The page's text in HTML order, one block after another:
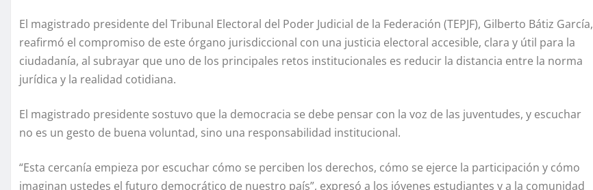
El magistrado presidente del Tribunal Electoral del Poder Judicial de la Federación (TEPJF), Gilberto Bátiz García,
reafirmó el compromiso de este órgano jurisdiccional con una justicia electoral accesible, clara y útil para la
ciudadanía, al subrayar que uno de los principales retos institucionales es reducir la distancia entre la norma
jurídica y la realidad cotidiana.
El magistrado presidente sostuvo que la democracia se debe pensar con la voz de las juventudes, y escuchar
no es un gesto de buena voluntad, sino una responsabilidad institucional.
“Esta cercanía empieza por escuchar cómo se perciben los derechos, cómo se ejerce la participación y cómo
imaginan ustedes el futuro democrático de nuestro país”, expresó a los jóvenes estudiantes y a la comunidad